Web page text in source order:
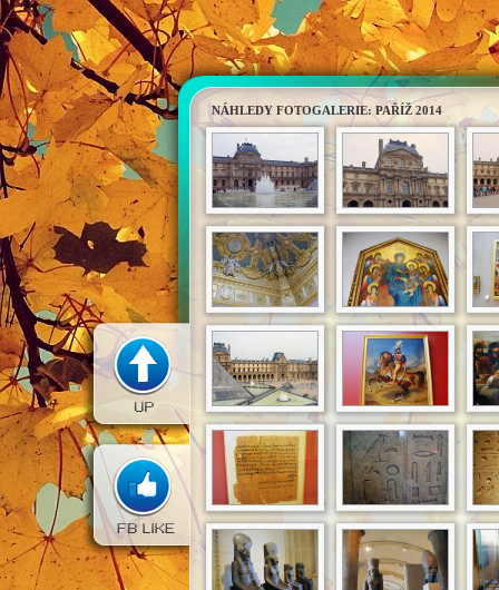
NÁHLEDY FOTOGALERIE: PAŘÍŽ 2014